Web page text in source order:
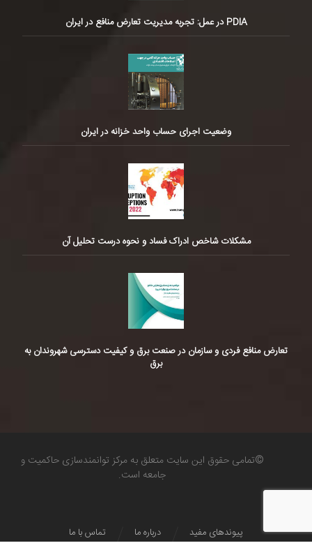
PDIA در عمل: تجربه مدیریت تعارض منافع در ایران
وضعیت اجرای حساب واحد خزانه در ایران
مشکلات شاخص ادراک فساد و نحوه درست تحلیل آن
تعارض منافع فردی و سازمان در صنعت برق و کیفیت دسترسی شهروندان به
برق
©تمامی حقوق این سایت متعلق به مرکز توانمندسازی حاکمیت و
جامعه است.
تماس با ما درباره ما پیوندهای مفید